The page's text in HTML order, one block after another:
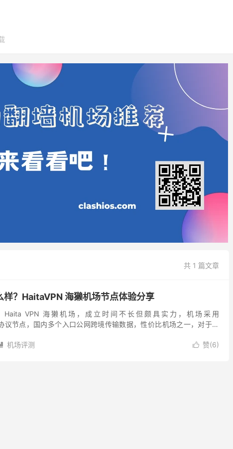
共 1 篇文章
样？HaitaVPN 海獭机场节点体验分享
Haita VPN 海獭机场，成立时间不长但颇具实力，机场采用
议节点，国内多个入口公网跨境传输数据，性价比机场之一，对于常
 赞(6)
机场评测